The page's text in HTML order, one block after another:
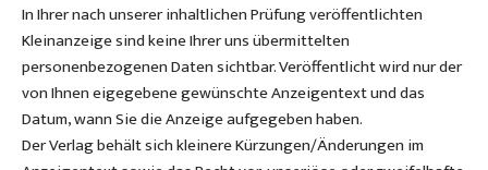
In Ihrer nach unserer inhaltlichen Prüfung veröffentlichten
Kleinanzeige sind keine Ihrer uns übermittelten
personenbezogenen Daten sichtbar. Veröffentlicht wird nur der
von Ihnen eigegebene gewünschte Anzeigentext und das
Datum, wann Sie die Anzeige aufgegeben haben.
Der Verlag behält sich kleinere Kürzungen/Änderungen im